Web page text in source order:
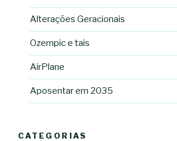
Alterações Geracionais
Ozempic e tais
AirPlane
Aposentar em 2035
CATEGORIAS